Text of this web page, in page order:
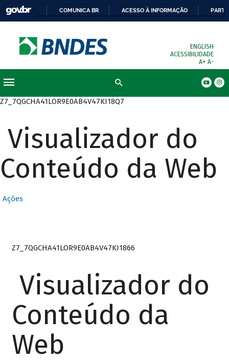
COMUNICA BR ACESSO À INFORMAÇÃO
ENGLISH
ACESSIBILIDADE
A+ A-
Z7_7QGCHA41LOR9E0AB4V47KI18Q7
Visualizador do
Conteúdo da Web
Ações
Z7_7QGCHA41LOR9E0AB4V47KI1866
Visualizador do
Conteúdo da
Web